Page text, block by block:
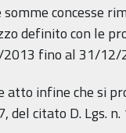
somme concesse
definito con le
fino al 31/12/
atto infine che si
del citato D. Lgs.